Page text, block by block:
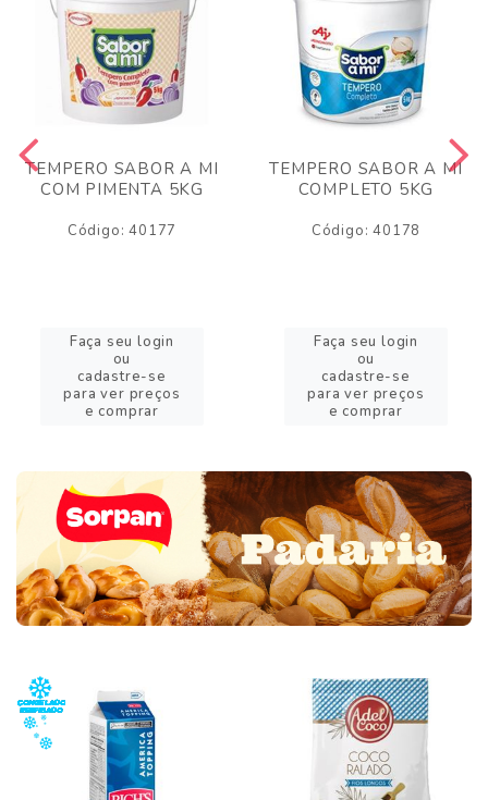
TEMPERO SABOR A MI
COM PIMENTA 5KG
Código: 40177
Faça seu login
ou
cadastre-se
para ver preços
e comprar
TEMPERO SABOR A MI
COMPLETO 5KG
Código: 40178
Faça seu login
ou
cadastre-se
para ver preços
e comprar